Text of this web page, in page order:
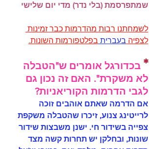
שמתפרסמת (בלי נדר) מדי יום שלישי
לשמחתנו רבות מהדרמות כבר זמינות
לצפיה בעברית בפלטפורמות השונות.
* בכדורגל אומרים ש"הטבלה
לא משקרת". האם זה נכון גם
לגבי הדרמות הקוריאניות?
אם הדרמה שאתם אוהבים זוכה
לרייטינג צנוע, זיכרו שהטבלה משקפת
צפייה בשידור חי. ישנן משבצות שידור
שונות, ובחלקן יש תחרות קשה מצד